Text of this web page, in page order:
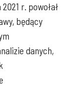
r. powołał
będący
danych,